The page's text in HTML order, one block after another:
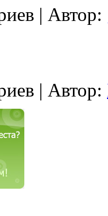
| Автор:
| Автор: